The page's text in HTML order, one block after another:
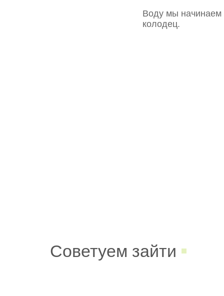
Воду мы начинаем
колодец.
Советуем зайти